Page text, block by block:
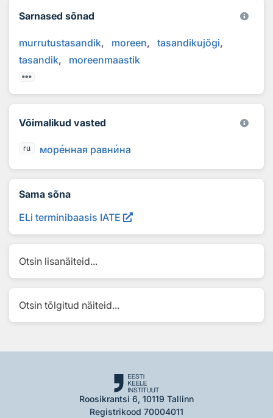
Sarnased sõnad
murrutustasandik moreen
tasandikujõgi
tasandik
moreenmaastik
Võimalikud vasted
ru моренная равнина
Sama sõna
ELi terminibaasis IATE
Otsin lisanäiteid...
Otsin tõlgitud näiteid...
Roosikrantsi 6, 10119 Tallinn
Registrikood 70004011